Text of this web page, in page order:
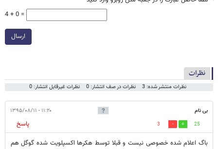
4 + 0 =
ارسال
نظرات
نظرات منتشر شده: 3 نظرات در صف انتشار: 0 نظرات غیرقابل انتشار: 0
بی نام ۱۱:۲۰ - ۱۳۹۵/۰۸/۱۱
25
3
پاسخ
باگ اعلام شده خصوصی نیست و قبلا توسط هکرها اکسپلویت شده گوگل هم